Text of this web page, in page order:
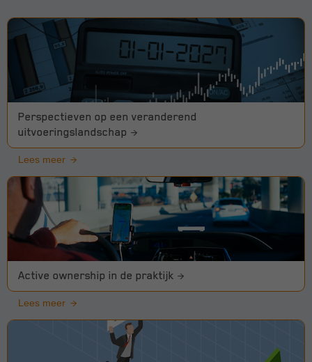
Perspectieven op een veranderend
uitvoeringslandschap
Lees meer
Active ownership in de praktijk
Lees meer